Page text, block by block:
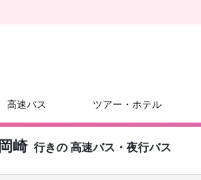
高速バス ツアー・ホテル
岡崎 行きの 高速バス・夜行バス